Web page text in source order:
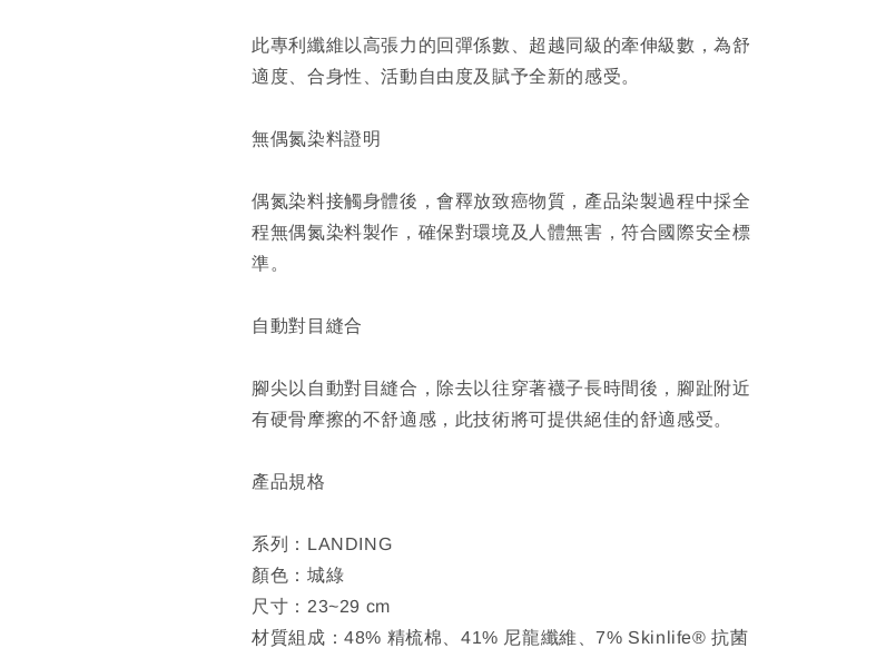
此專利纖維以高張力的回彈係數、超越同級的牽伸級數，為舒
適度、合身性、活動自由度及賦予全新的感受。
無偶氮染料證明
偶氮染料接觸身體後，會釋放致癌物質，產品染製過程中採全
程無偶氮染料製作，確保對環境及人體無害，符合國際安全標
準。
自動對目縫合
腳尖以自動對目縫合，除去以往穿著襪子長時間後，腳趾附近
有硬骨摩擦的不舒適感，此技術將可提供絕佳的舒適感受。
產品規格
系列：LANDING
顏色：城綠
尺寸：23~29 cm
材質組成：48% 精梳棉、41% 尼龍纖維、7% Skinlife® 抗菌